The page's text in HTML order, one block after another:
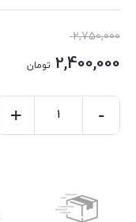
2,750,000قیمت
اصلی:
2,400,000 تومان
فعلی:
2,400,000 تومان.
SF29
-
+